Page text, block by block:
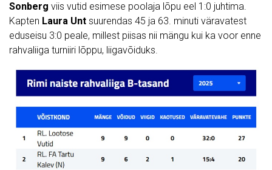
Sonberg viis vutid esimese poolaja lõpu eel 1:0 juhtima.
Kapten Laura Unt suurendas 45 ja 63. minuti väravatest
eduseisu 3:0 peale, millest piisas nii mängu kui ka voor enne
rahvaliiga turniiri lõppu, liigavõiduks.